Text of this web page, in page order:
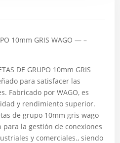
10mm GRIS WAGO — –
DE GRUPO 10mm GRIS
para satisfacer las
Fabricado por WAGO, es
y rendimiento superior.
de grupo 10mm gris wago
para la gestión de conexiones
y comerciales., siendo